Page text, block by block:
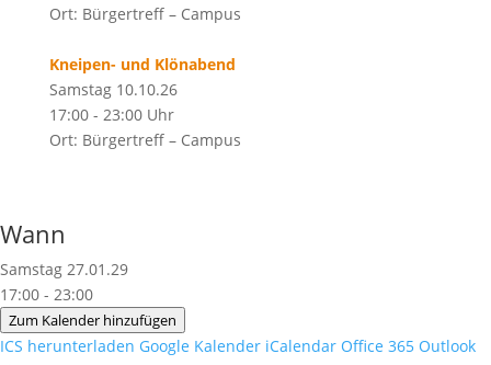
Ort: Bürgertreff – Campus
Kneipen- und Klönabend
Samstag 10.10.26
17:00 - 23:00 Uhr
Ort: Bürgertreff – Campus
Wann
Samstag 27.01.29
17:00 - 23:00
Zum Kalender hinzufügen
ICS herunterladen Google Kalender iCalendar Office 365 Outlook